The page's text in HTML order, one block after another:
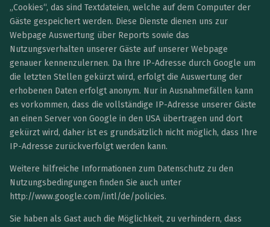
„Cookies“, das sind Textdateien, welche auf dem Computer der
Gäste gespeichert werden. Diese Dienste dienen uns zur
Webpage Auswertung über Reports sowie das
Nutzungsverhalten unserer Gäste auf unserer Webpage
genauer kennenzulernen. Da Ihre IP-Adresse durch Google um
die letzten Stellen gekürzt wird, erfolgt die Auswertung der
erhobenen Daten erfolgt anonym. Nur in Ausnahmefällen kann
es vorkommen, dass die vollständige IP-Adresse unserer Gäste
an einen Server von Google in den USA übertragen und dort
gekürzt wird, daher ist es grundsätzlich nicht möglich, dass Ihre
IP-Adresse zurückverfolgt werden kann.
Weitere hilfreiche Informationen zum Datenschutz zu den
Nutzungsbedingungen finden Sie auch unter
http://www.google.com/intl/de/policies.
Sie haben als Gast auch die Möglichkeit, zu verhindern, dass